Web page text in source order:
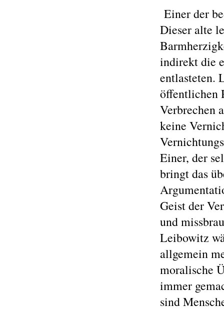
Einer der
Dieser alte
indirekt die
entlasteten.
öffentlichen
Verbrechen
keine
Einer, der
bringt das
Geist der
und
Leibowitz
allgemein
moralische
immer
sind